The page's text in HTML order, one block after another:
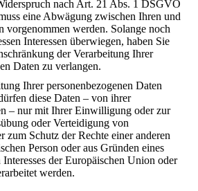
nach Art. 21 Abs. 1 DSGVO
eine Abwägung zwischen Ihren und
vorgenommen werden. Solange noch
Interessen überwiegen, haben Sie
der Verarbeitung Ihrer
Daten zu verlangen.
Ihrer personenbezogenen Daten
diese Daten – von ihrer
– nur mit Ihrer Einwilligung oder zur
oder Verteidigung von
zum Schutz der Rechte einer anderen
Person oder aus Gründen eines
der Europäischen Union oder
werden.